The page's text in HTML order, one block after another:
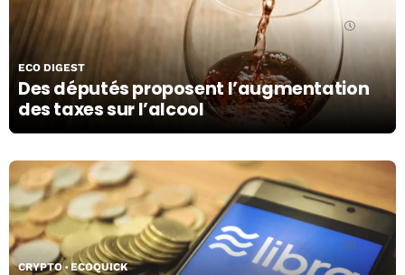
Des députés proposent l’augmentation
des taxes sur l’alcool
ECO DIGEST
CRYPTO ECOQUICK
21/11/22